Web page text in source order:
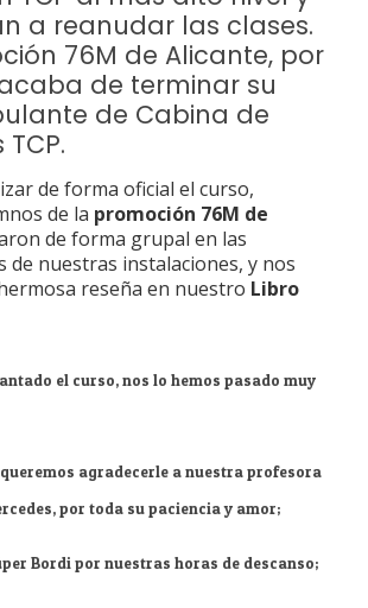
a reanudar las clases.
76M de Alicante, por
de terminar su
de Cabina de
de forma oficial el curso,
de la promoción 76M de
de forma grupal en las
de nuestras instalaciones, y nos
reseña en nuestro Libro
el curso, nos lo hemos pasado muy
queremos agradecerle a nuestra profesora
por toda su paciencia y amor;
Bordi por nuestras horas de descanso;